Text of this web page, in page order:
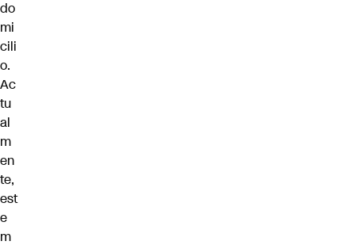
do
mi
cili
o.
Ac
tu
al
m
en
te,
est
e
m